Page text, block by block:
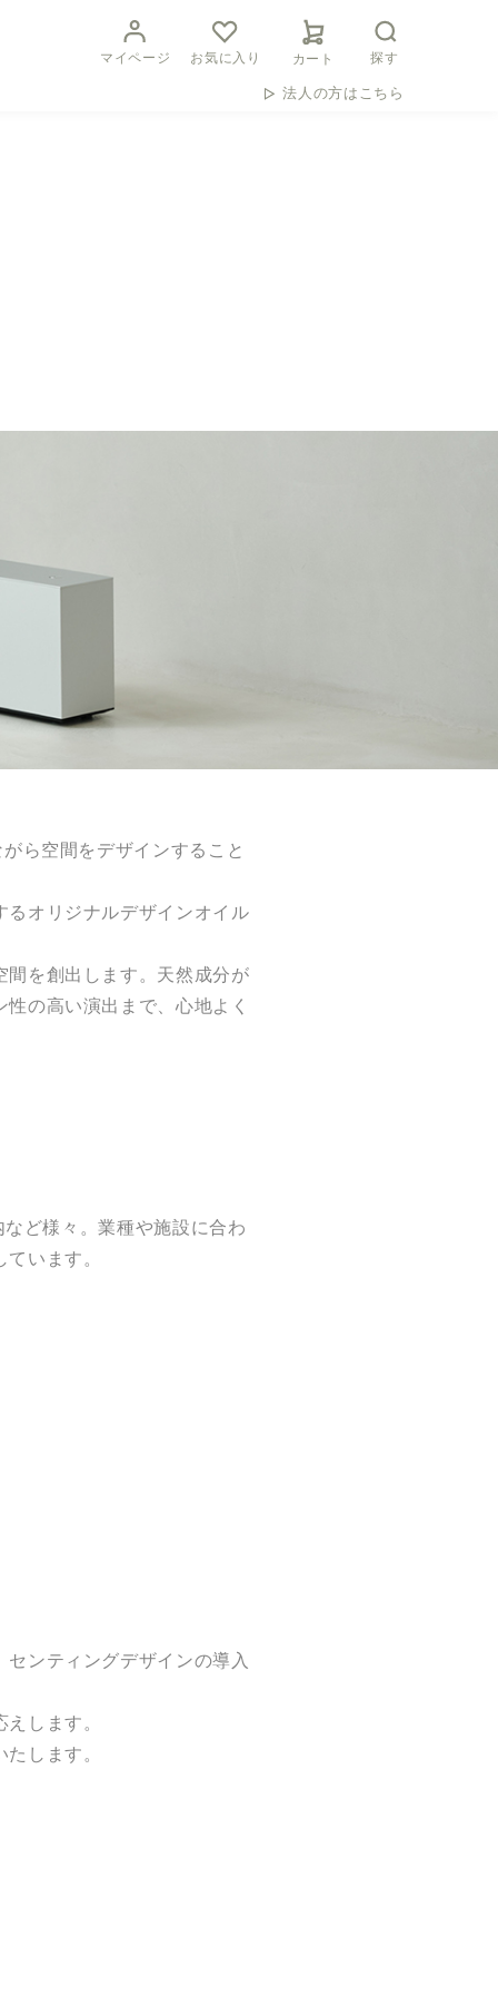
マイページ お気に入り カート 探す
法人の方はこちら
ら空間をデザインすること
るオリジナルデザインオイル
間を創出します。天然成分が
の高い演出まで、心地よく
ど様々。業種や施設に合わ
います。
ンティングデザインの導入
します。
します。